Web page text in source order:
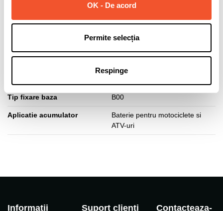
OK - De acord
Permite selecția
Respinge
300
Polaritate borne Normala (dreapta +)
Tip fixare baza B00
Aplicatie acumulator
Baterie pentru motociclete si
ATV-uri
Informatii Suport clienti
Contacteaza-